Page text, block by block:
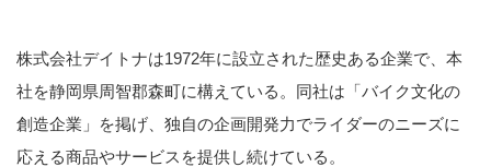
株式会社デイトナは1972年に設立された歴史ある企業で、本
社を静岡県周智郡森町に構えている。同社は「バイク文化の
創造企業」を掲げ、独自の企画開発力でライダーのニーズに
応える商品やサービスを提供し続けている。